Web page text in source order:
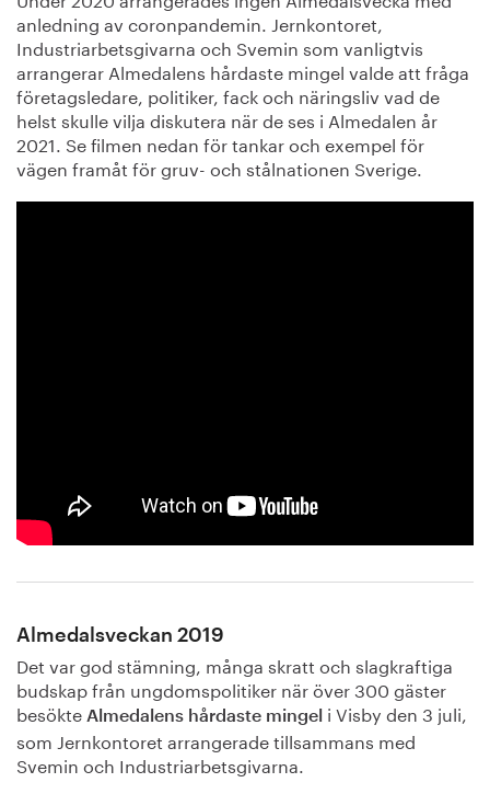
anledning av coronpandemin. Jernkontoret,
Industriarbetsgivarna och Svemin som vanligtvis
arrangerar Almedalens hårdaste mingel valde att fråga
företagsledare, politiker, fack och näringsliv vad de
helst skulle vilja diskutera när de ses i Almedalen år
2021. Se filmen nedan för tankar och exempel för
vägen framåt för gruv- och stålnationen Sverige.
Almedalsveckan 2019
Det var god stämning, många skratt och slagkraftiga
budskap från ungdomspolitiker när över 300 gäster
besökte Almedalens hårdaste mingel i Visby den 3 juli,
som Jernkontoret arrangerade tillsammans med
Svemin och Industriarbetsgivarna.